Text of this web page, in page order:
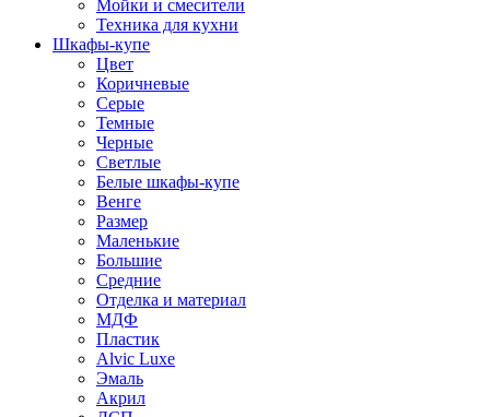
Мойки и смесители
Техника для кухни
Шкафы-купе
Цвет
Коричневые
Серые
Темные
Черные
Светлые
Белые шкафы-купе
Венге
Размер
Маленькие
Большие
Средние
Отделка и материал
МДФ
Пластик
Alvic Luxe
Эмаль
Акрил